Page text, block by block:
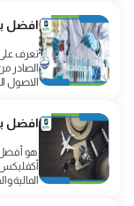
تعرف على
الصادر
الاصول
افضل
هو أفضل
أكفليكس
المالية